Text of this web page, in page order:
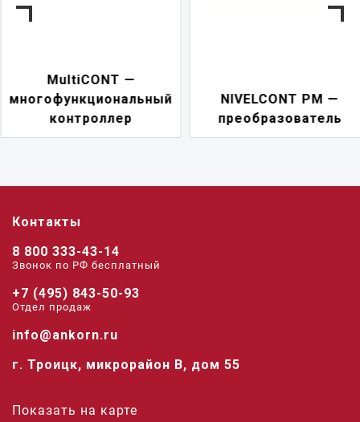
NIVELCONT PM —
преобразователь
переключатель
Контакты
8 800 333-43-14
Звонок по РФ беcплатный
+7 (495) 843-50-93
Отдел продаж
info@ankorn.ru
г. Троицк, микрорайон В, дом 55
Показать на карте